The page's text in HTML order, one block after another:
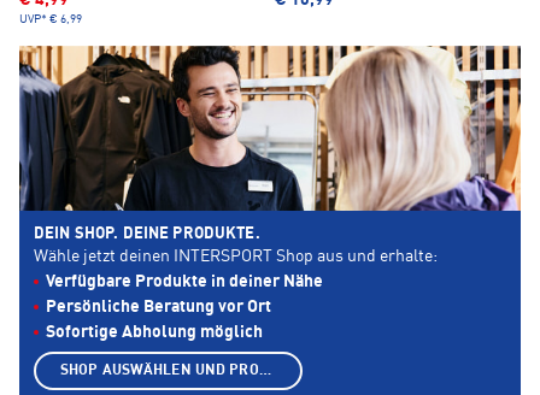
UVP* € 6,99
DEIN SHOP. DEINE PRODUKTE.
Wähle jetzt deinen INTERSPORT Shop aus und erhalte:
Verfügbare Produkte in deiner Nähe
Persönliche Beratung vor Ort
Sofortige Abholung möglich
SHOP AUSWÄHLEN UND PRODUKTE ANZEIGEN